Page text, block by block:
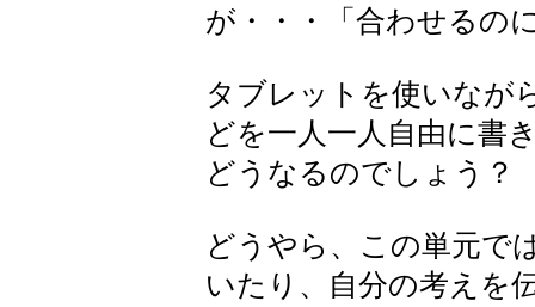
が・・・「合わせるの
タブレットを使いなが
どを一人一人自由に書
どうなるのでしょう？
どうやら、この単元で
いたり、自分の考えを